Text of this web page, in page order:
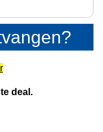
deal.